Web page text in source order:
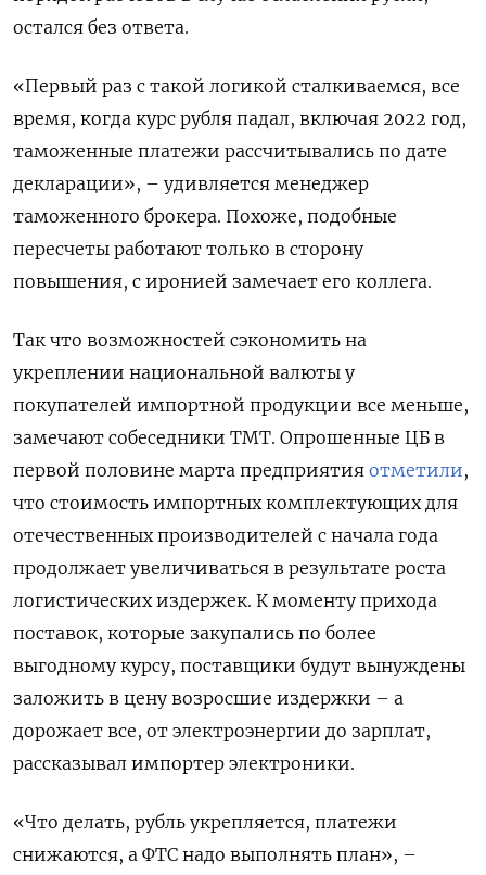
остался без ответа.
«Первый раз с такой логикой сталкиваемся, все
время, когда курс рубля падал, включая 2022 год,
таможенные платежи рассчитывались по дате
декларации», – удивляется менеджер
таможенного брокера. Похоже, подобные
пересчеты работают только в сторону
повышения, с иронией замечает его коллега.
Так что возможностей сэкономить на
укреплении национальной валюты у
покупателей импортной продукции все меньше,
замечают собеседники TMT. Опрошенные ЦБ в
первой половине марта предприятия отметили,
что стоимость импортных комплектующих для
отечественных производителей с начала года
продолжает увеличиваться в результате роста
логистических издержек. К моменту прихода
поставок, которые закупались по более
выгодному курсу, поставщики будут вынуждены
заложить в цену возросшие издержки – а
дорожает все, от электроэнергии до зарплат,
рассказывал импортер электроники.
«Что делать, рубль укрепляется, платежи
снижаются, а ФТС надо выполнять план», –